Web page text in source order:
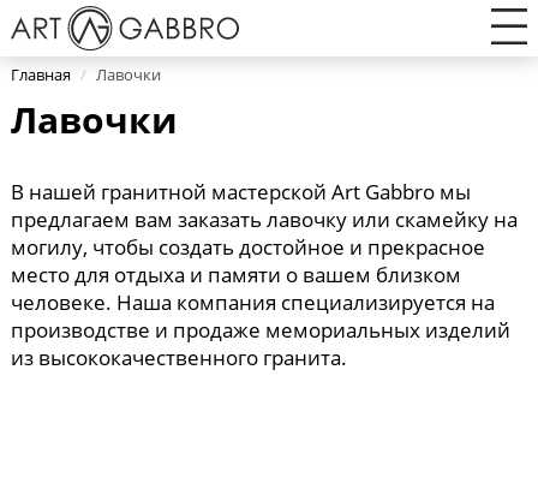
Главная / Лавочки
Лавочки
В нашей гранитной мастерской Art Gabbro мы
предлагаем вам заказать лавочку или скамейку на
могилу, чтобы создать достойное и прекрасное
место для отдыха и памяти о вашем близком
человеке. Наша компания специализируется на
производстве и продаже мемориальных изделий
из высококачественного гранита.